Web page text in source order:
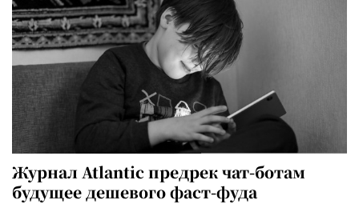
Журнал Atlantic предрек чат-ботам
будущее дешевого фаст-фуда